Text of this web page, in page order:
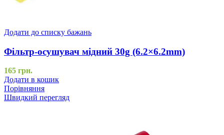
Додати до списку бажань
Фільтр-осушувач мідний 30g (6.2×6.2mm)
165 грн.
Додати в кошик
Порівняння
Швидкий перегляд